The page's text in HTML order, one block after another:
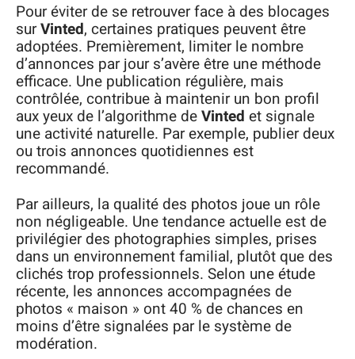
Pour éviter de se retrouver face à des blocages
surVinted, certaines pratiques peuvent être
adoptées. Premièrement, limiter le nombre
d’annonces par jour s’avère être une méthode
efficace. Une publication régulière, mais
contrôlée, contribue à maintenir un bon profil
aux yeux de l’algorithme deVinted et signale
une activité naturelle. Par exemple, publier deux
ou trois annonces quotidiennes est
recommandé.
Par ailleurs, la qualité des photos joue un rôle
non négligeable. Une tendance actuelle est de
privilégier des photographies simples, prises
dans un environnement familial, plutôt que des
clichés trop professionnels. Selon une étude
récente, les annonces accompagnées de
photos « maison » ont 40 % de chances en
moins d’être signalées par le système de
modération.